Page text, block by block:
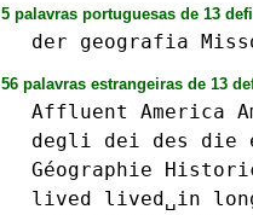
5 palavras portuguesas de 13
der geografia
56 palavras estrangeiras de 13
Affluent America
degli
dei des die
Géographie
lived
lived␣in